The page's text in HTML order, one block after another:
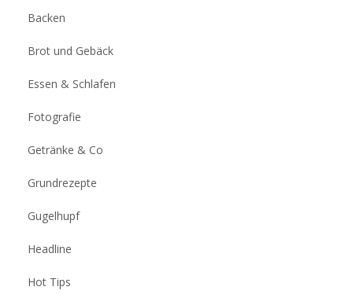
Backen
Brot und Gebäck
Essen & Schlafen
Fotografie
Getränke & Co
Grundrezepte
Gugelhupf
Headline
Hot Tips